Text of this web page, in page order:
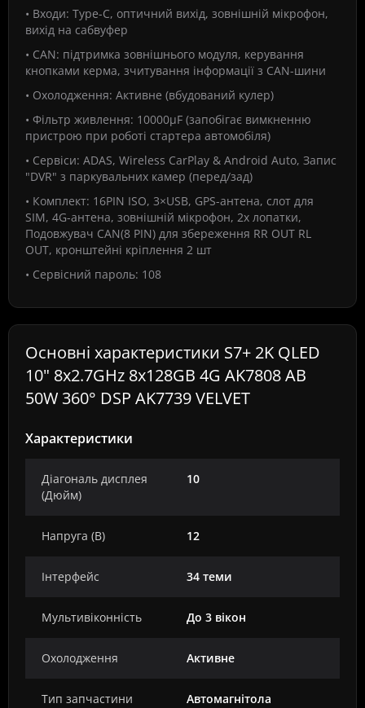
• Входи: Type-C, оптичний вихід, зовнішній мікрофон,
вихід на сабвуфер
• CAN: підтримка зовнішнього модуля, керування
кнопками керма, зчитування інформації з CAN-шини
• Охолодження: Активне (вбудований кулер)
• Фільтр живлення: 10000µF (запобігає вимкненню
пристрою при роботі стартера автомобіля)
• Сервіси: ADAS, Wireless CarPlay & Android Auto, Запис
"DVR" з паркувальних камер (перед/зад)
• Комплект: 16PIN ISO, 3×USB, GPS-антена, слот для
SIM, 4G-антена, зовнішній мікрофон, 2х лопатки,
Подовжувач CAN(8 PIN) для збереження RR OUT RL
OUT, кронштейні кріплення 2 шт
• Сервісний пароль: 108
Основні характеристики S7+ 2K QLED
10" 8x2.7GHz 8x128GB 4G AK7808 AB
50W 360° DSP AK7739 VELVET
Характеристики
Діагональ дисплея
(Дюйм)
10
Напруга (В) 12
Інтерфейс 34 теми
Мультивіконність До 3 вікон
Охолодження Активне
Тип запчастини Автомагнітола